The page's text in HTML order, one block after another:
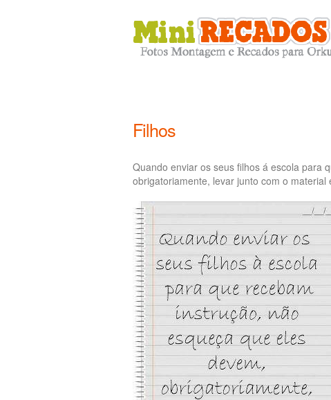
Filhos
Quando enviar os seus filhos á escola para
obrigatoriamente, levar junto com o